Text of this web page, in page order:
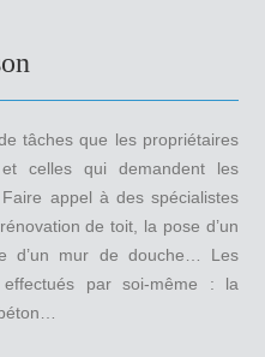
tâches que les propriétaires
celles qui demandent les
appel à des spécialistes
de toit, la pose d’un
d’un mur de douche… Les
par soi-même : la